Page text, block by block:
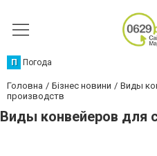
П Погода
Головна Бізнес новини
Виды
производств
Виды конвейеров для